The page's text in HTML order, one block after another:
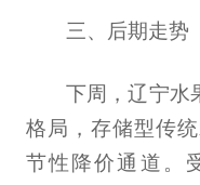
三、后期走势
下周，辽宁水
格局，存储型传
节性降价通道。